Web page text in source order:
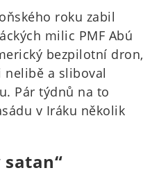
roku zabil
milic PMF Abú
bezpilotní dron,
nelibě a sliboval
Pár týdnů na to
v Iráku několik